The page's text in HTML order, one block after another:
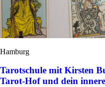
Hamburg
Tarotschule mit Kirsten
Tarot-Hof und dein